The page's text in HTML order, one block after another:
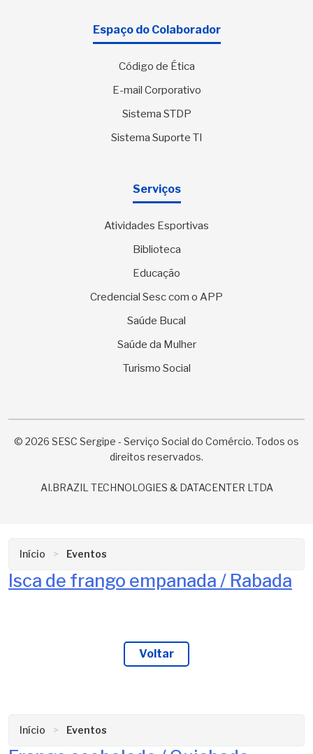
Espaço do Colaborador
Código de Ética
E-mail Corporativo
Sistema STDP
Sistema Suporte TI
Serviços
Atividades Esportivas
Biblioteca
Educação
Credencial Sesc com o APP
Saúde Bucal
Saúde da Mulher
Turismo Social
© 2026 SESC Sergipe - Serviço Social do Comércio. Todos os
direitos reservados.
AI.BRAZIL TECHNOLOGIES & DATACENTER LTDA
Início Eventos
Isca de frango empanada / Rabada
Voltar
Início Eventos